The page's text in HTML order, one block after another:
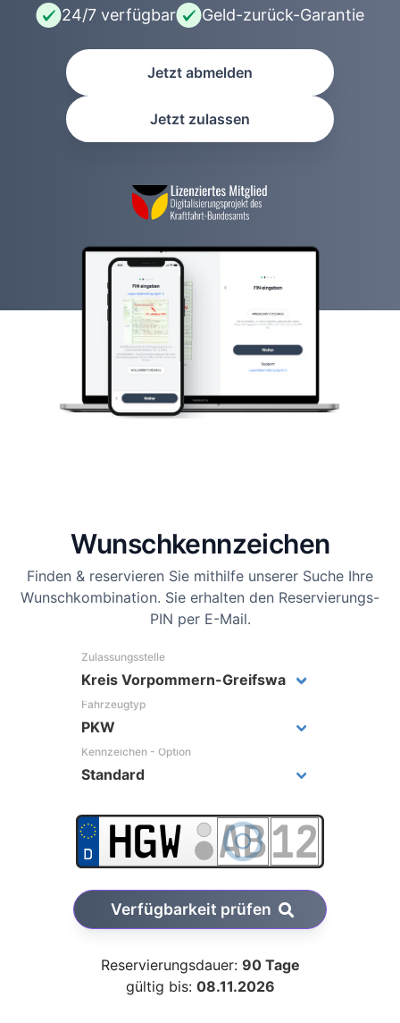
24/7 verfügbar Geld-zurück-Garantie
Jetzt abmelden
Jetzt zulassen
Wunsch­kennzeichen
Finden & reservieren Sie mithilfe unserer Suche Ihre
Wunschkombination. Sie erhalten den Reservierungs-
PIN per E-Mail.
Zulassungsstelle
Fahrzeugtyp
Kennzeichen - Option
Verfügbarkeit prüfen
Reservierungsdauer: 90 Tage
gültig bis: 08.11.2026